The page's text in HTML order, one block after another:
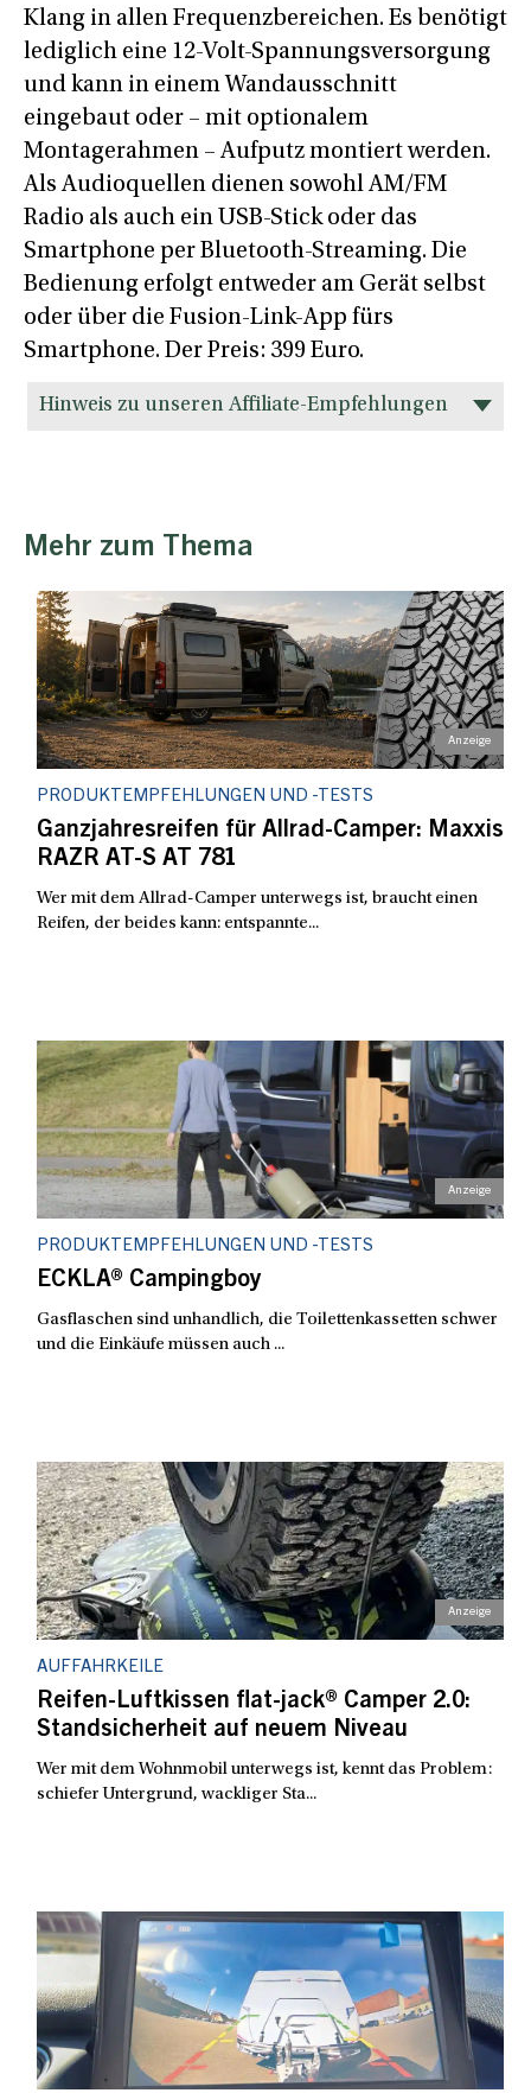
Klang in allen Frequenzbereichen. Es benötigt
lediglich eine 12-Volt-Spannungsversorgung
und kann in einem Wandausschnitt
eingebaut oder – mit optionalem
Montagerahmen – Aufputz montiert werden.
Als Audioquellen dienen sowohl AM/FM
Radio als auch ein USB-Stick oder das
Smartphone per Bluetooth-Streaming. Die
Bedienung erfolgt entweder am Gerät selbst
oder über die Fusion-Link-App fürs
Smartphone. Der Preis: 399 Euro.
Hinweis zu unseren Affiliate-Empfehlungen
Mehr zum Thema
PRODUKTEMPFEHLUNGEN UND -TESTS
Ganzjahresreifen für Allrad-Camper: Maxxis
RAZR AT-S AT 781
Wer mit dem Allrad-Camper unterwegs ist, braucht einen
Reifen, der beides kann: entspannte...
PRODUKTEMPFEHLUNGEN UND -TESTS
ECKLA® Campingboy
Gasflaschen sind unhandlich, die Toilettenkassetten schwer
und die Einkäufe müssen auch ...
AUFFAHRKEILE
Reifen-Luftkissen flat-jack® Camper 2.0:
Standsicherheit auf neuem Niveau
Wer mit dem Wohnmobil unterwegs ist, kennt das Problem:
schiefer Untergrund, wackliger Sta...